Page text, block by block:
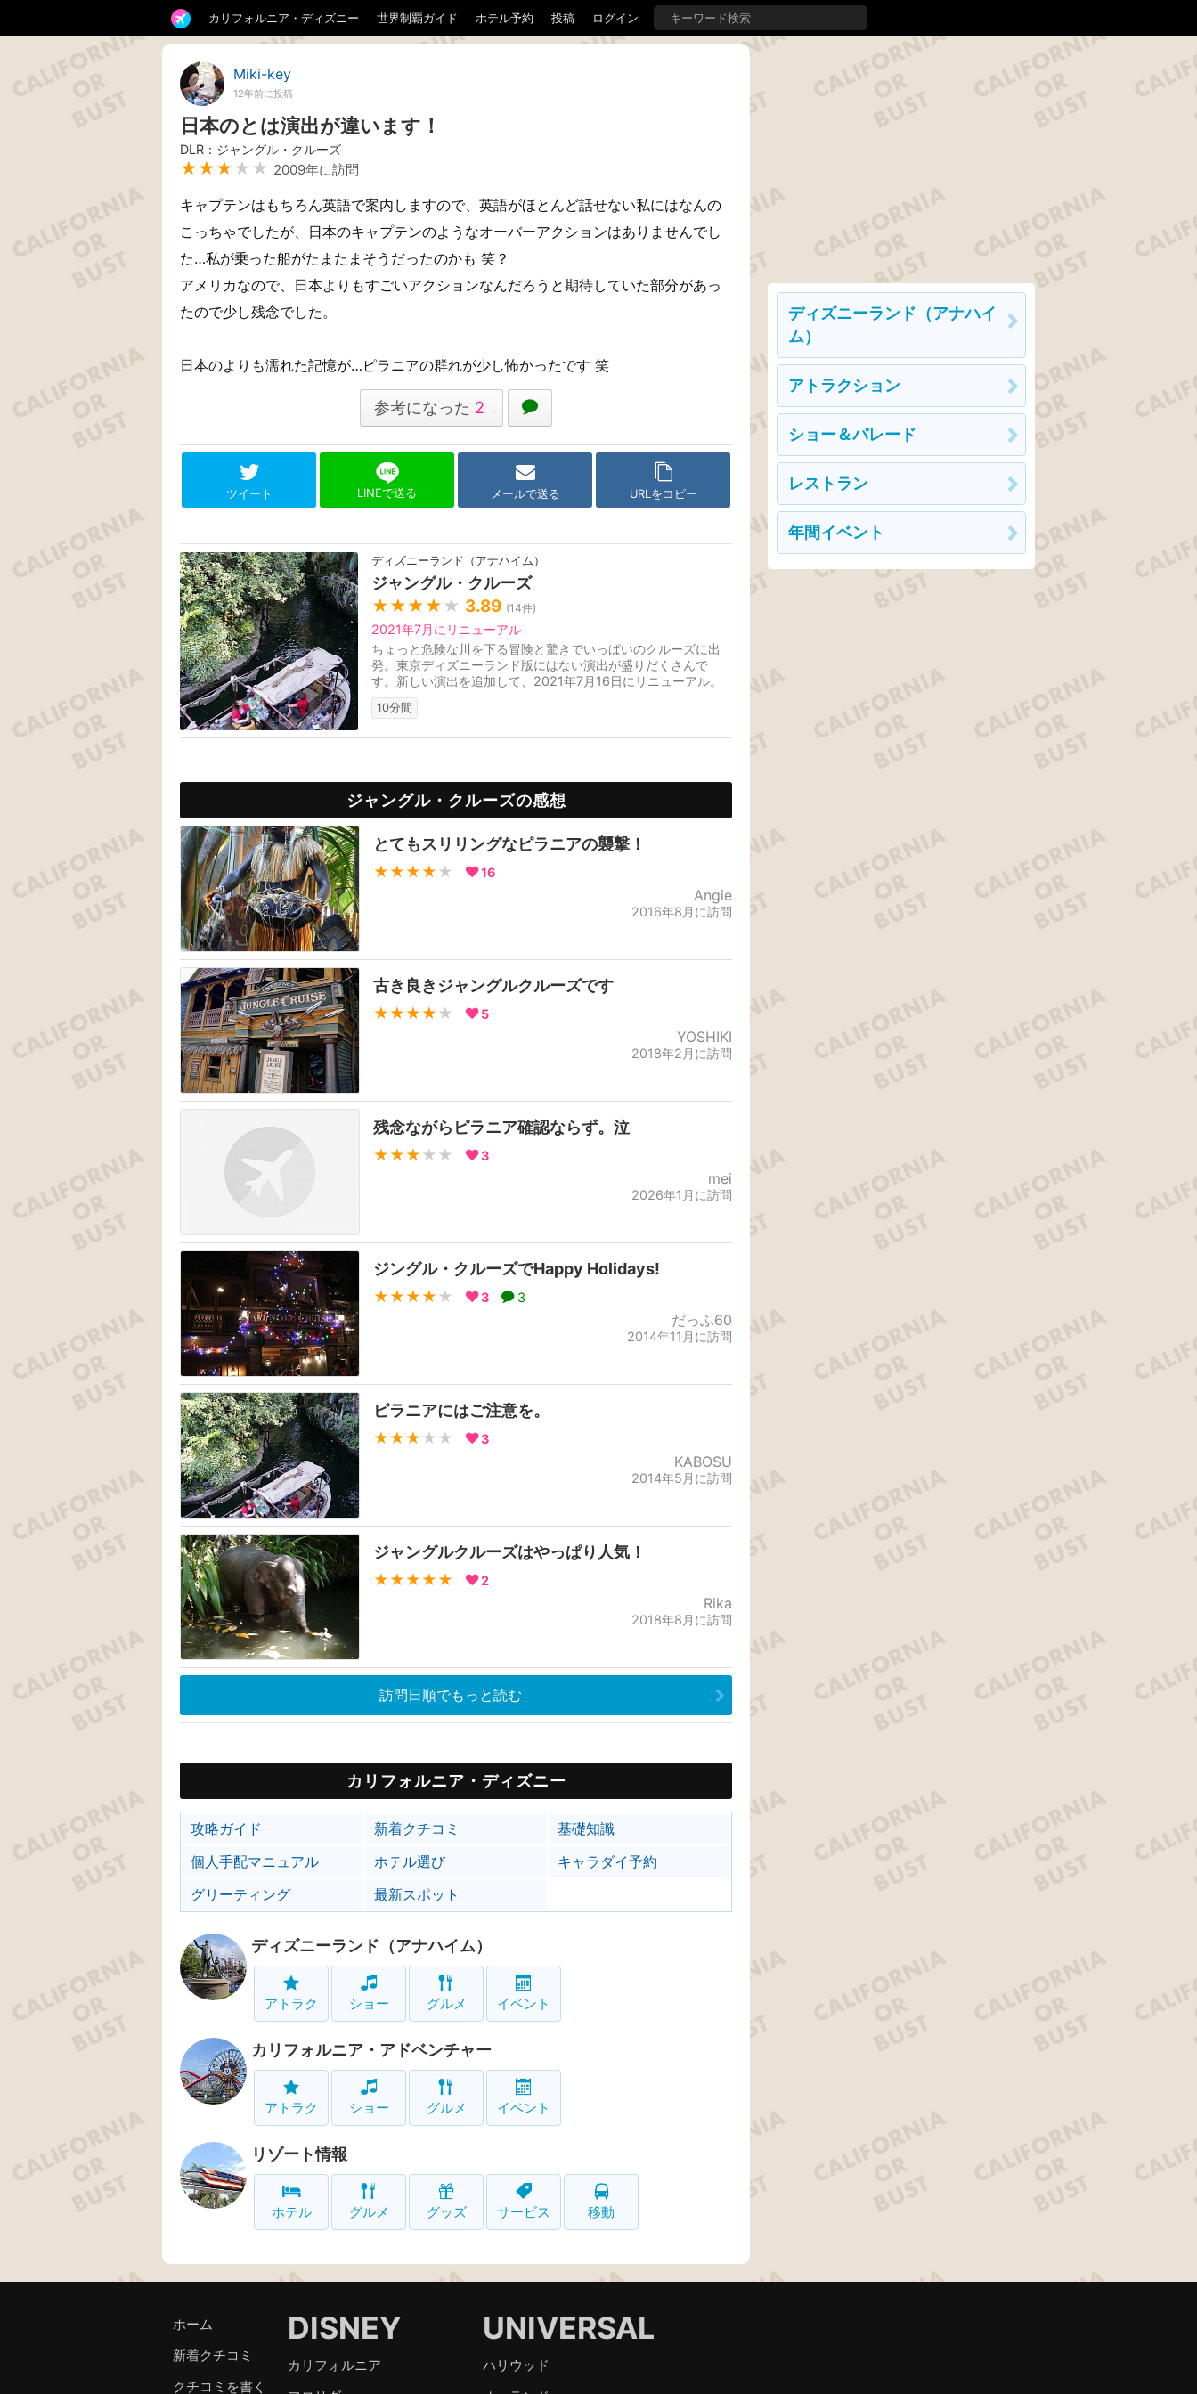
カリフォルニア・ディズニー 世界制覇ガイド ホテル予約 投稿 ログイン
Miki-key
12年前に投稿
日本のとは演出が違います！
DLR：ジャングル・クルーズ
★★★ ★★ 2009年に訪問
キャプテンはもちろん英語で案内しますので、英語がほとんど話せない私にはなんの
こっちゃでしたが、日本のキャプテンのようなオーバーアクションはありませんでし
た…私が乗った船がたまたまそうだったのかも 笑？
アメリカなので、日本よりもすごいアクションなんだろうと期待していた部分があっ
たので少し残念でした。
日本のよりも濡れた記憶が…ピラニアの群れが少し怖かったです 笑
参考になった 2
ツイート LINEで送る メールで送る URLをコピー
ディズニーランド（アナハイム）
ジャングル・クルーズ
★★★★ ★ 3.89 (14件)
2021年7月にリニューアル
ちょっと危険な川を下る冒険と驚きでいっぱいのクルーズに出
発。東京ディズニーランド版にはない演出が盛りだくさんで
す。新しい演出を追加して、2021年7月16日にリニューアル。
10分間
ジャングル・クルーズの感想
とてもスリリングなピラニアの襲撃！
★★★★ ★ 16
Angie
2016年8月に訪問
古き良きジャングルクルーズです
★★★★ ★ 5
YOSHIKI
2018年2月に訪問
残念ながらピラニア確認ならず。泣
★★★ ★★ 3
mei
2026年1月に訪問
ジングル・クルーズでHappy Holidays!
★★★★ ★ 3 3
だっふ60
2014年11月に訪問
ピラニアにはご注意を。
★★★ ★★ 3
KABOSU
2014年5月に訪問
ジャングルクルーズはやっぱり人気！
★★★★★ 2
Rika
2018年8月に訪問
訪問日順でもっと読む
カリフォルニア・ディズニー
攻略ガイド 新着クチコミ
基礎知識
個人手配マニュアル
ホテル選び
キャラダイ予約
グリーティング
最新スポット
ディズニーランド（アナハイム）
アトラク ショー グルメ イベント
カリフォルニア・アドベンチャー
アトラク ショー グルメ イベント
リゾート情報
ホテル グルメ グッズ サービス 移動
ディズニーランド（アナハイ
ム）
アトラクション
ショー＆パレード
レストラン
年間イベント
ホーム
新着クチコミ
クチコミを書く
DISNEY
カリフォルニア
UNIVERSAL
ハリウッド